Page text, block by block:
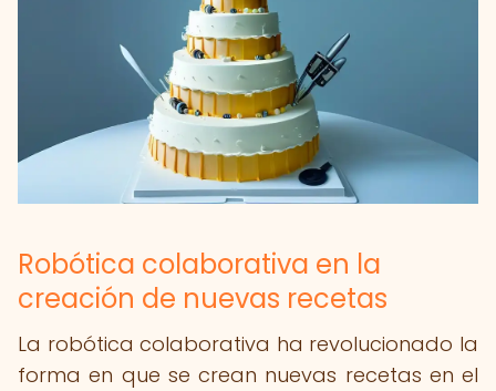
Robótica colaborativa en la
creación de nuevas recetas
La robótica colaborativa ha revolucionado la
forma en que se crean nuevas recetas en el